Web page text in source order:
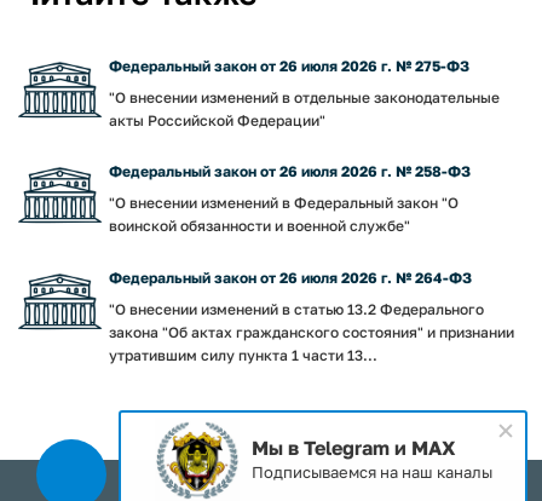
Федеральный закон от 26 июля 2026 г. № 275-ФЗ
"О внесении изменений в отдельные законодательные
акты Российской Федерации"
Федеральный закон от 26 июля 2026 г. № 258-ФЗ
"О внесении изменений в Федеральный закон "О
воинской обязанности и военной службе"
Федеральный закон от 26 июля 2026 г. № 264-ФЗ
"О внесении изменений в статью 13.2 Федерального
закона "Об актах гражданского состояния" и признании
утратившим силу пункта 1 части 13...
Мы в Telegram и MAX
Подписываемся на наш каналы